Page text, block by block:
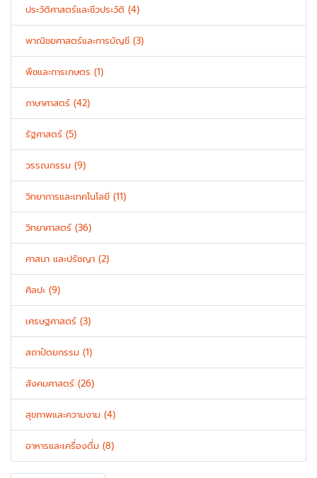
ประวัติศาสตร์และชีวประวัติ (4)
พาณิชยศาสตร์และการบัญชี (3)
พืชและการเกษตร (1)
ภาษาศาสตร์ (42)
รัฐศาสตร์ (5)
วรรณกรรม (9)
วิทยาการและเทคโนโลยี (11)
วิทยาศาสตร์ (36)
ศาสนา และปรัชญา (2)
ศิลปะ (9)
เศรษฐศาสตร์ (3)
สถาปัตยกรรม (1)
สังคมศาสตร์ (26)
สุขภาพและความงาม (4)
อาหารและเครื่องดื่ม (8)